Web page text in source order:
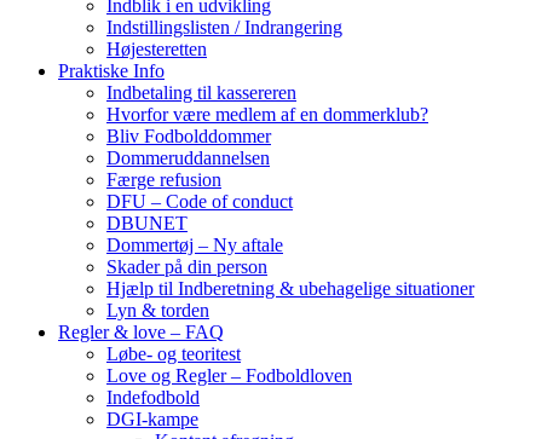
Indblik i en udvikling
Indstillingslisten / Indrangering
Højesteretten
Praktiske Info
Indbetaling til kassereren
Hvorfor være medlem af en dommerklub?
Bliv Fodbolddommer
Dommeruddannelsen
Færge refusion
DFU – Code of conduct
DBUNET
Dommertøj – Ny aftale
Skader på din person
Hjælp til Indberetning & ubehagelige situationer
Lyn & torden
Regler & love – FAQ
Løbe- og teoritest
Love og Regler – Fodboldloven
Indefodbold
DGI-kampe